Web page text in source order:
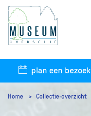
plan een bezoek
Home Collectie-overzicht